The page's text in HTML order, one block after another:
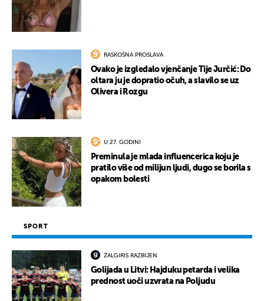
RASKOŠNA PROSLAVA
Ovako je izgledalo vjenčanje Tije Jurčić: Do
oltara ju je dopratio očuh, a slavilo se uz
Olivera i Rozgu
U 27. GODINI
Preminula je mlada influencerica koju je
pratilo više od milijun ljudi, dugo se borila s
opakom bolesti
SPORT
ŽALGIRIS RAZBIJEN
Golijada u Litvi: Hajduku petarda i velika
prednost uoči uzvrata na Poljudu